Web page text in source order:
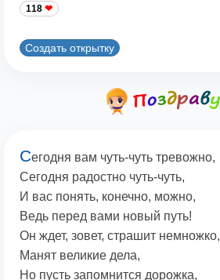
118
Создать открытку
Сегодня вам чуть-чуть тревожно,
Сегодня радостно чуть-чуть,
И вас понять, конечно, можно,
Ведь перед вами новый путь!
Он ждет, зовет, страшит немножко,
Манят великие дела,
Но пусть запомнится дорожка,